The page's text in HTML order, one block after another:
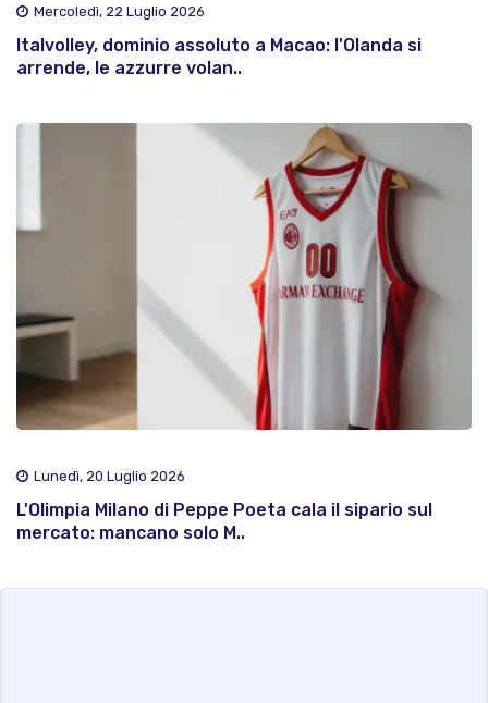
Mercoledì, 22 Luglio 2026
Italvolley, dominio assoluto a Macao: l'Olanda si
arrende, le azzurre volan..
Lunedì, 20 Luglio 2026
L'Olimpia Milano di Peppe Poeta cala il sipario sul
mercato: mancano solo M..